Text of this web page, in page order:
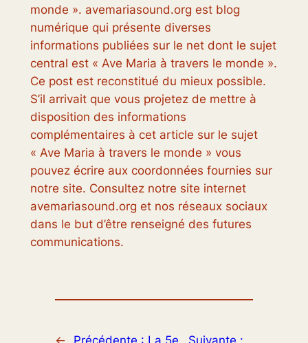
monde ». avemariasound.org est blog
numérique qui présente diverses
informations publiées sur le net dont le sujet
central est « Ave Maria à travers le monde ».
Ce post est reconstitué du mieux possible.
S’il arrivait que vous projetez de mettre à
disposition des informations
complémentaires à cet article sur le sujet
« Ave Maria à travers le monde » vous
pouvez écrire aux coordonnées fournies sur
notre site. Consultez notre site internet
avemariasound.org et nos réseaux sociaux
dans le but d’être renseigné des futures
communications.